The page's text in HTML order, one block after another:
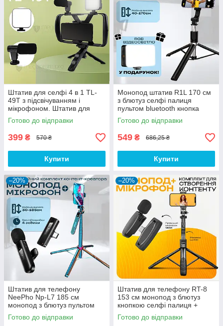
Штатив для селфі 4 в 1 TL-
49T з підсвічуванням і
мікрофоном. Штатив для
телефона.
Готово до відправки
399 ₴ 570 ₴
Купити
Монопод штатив R1L 170 см
з блютуз селфі палиця
пультом bluetooth кнопка
стійка палиця для селфі
відео + відеосвітло в
подарунок
Готово до відправки
549 ₴ 686,25 ₴
Купити
–20%
Штатив для телефону
NeePho Np-L7 185 см
монопод з блютуз пультом
селфі палиця монопод +
мікрофон HOCO L20 Type-C
Готово до відправки
–20%
Штатив для телефону RT-8
153 см монопод з блютуз
кнопкою селфі палиця +
мікрофон-петлічка M18-C
Type-C
Готово до відправки